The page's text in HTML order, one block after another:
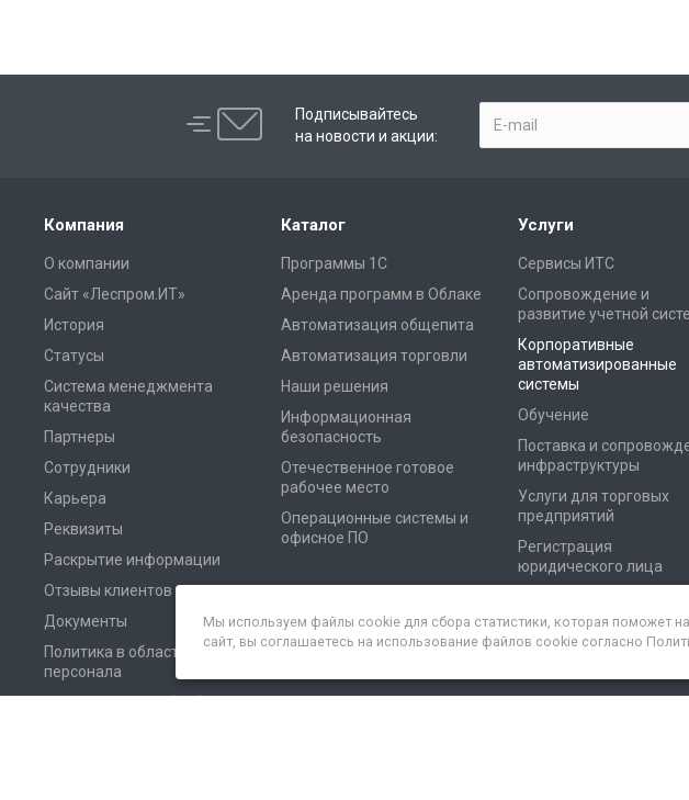
Подписывайтесь
на новости и акции:
Компания
О компании
Сайт «Леспром.ИТ»
История
Статусы
Система менеджмента
качества
Партнеры
Сотрудники
Карьера
Реквизиты
Раскрытие информации
Отзывы клиентов
Документы
Политика в области
персонала
Каталог
Программы 1С
Аренда программ в Облаке
Автоматизация общепита
Автоматизация торговли
Наши решения
Информационная
безопасность
Отечественное готовое
рабочее место
Операционные системы и
офисное ПО
Услуги
Сервисы ИТС
Сопровождение и
развитие учетной
Корпоративные
автоматизированные
системы
Обучение
Поставка и
инфраструктуры
Услуги для торговых
предприятий
Регистрация
юридического лица
Мы используем файлы cookie для сбора статистики, которая поможет
сайт, вы соглашаетесь на использование файлов cookie согласно